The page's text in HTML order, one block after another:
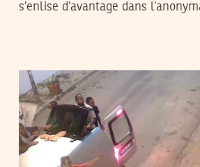
s’enlise d’avantage dans